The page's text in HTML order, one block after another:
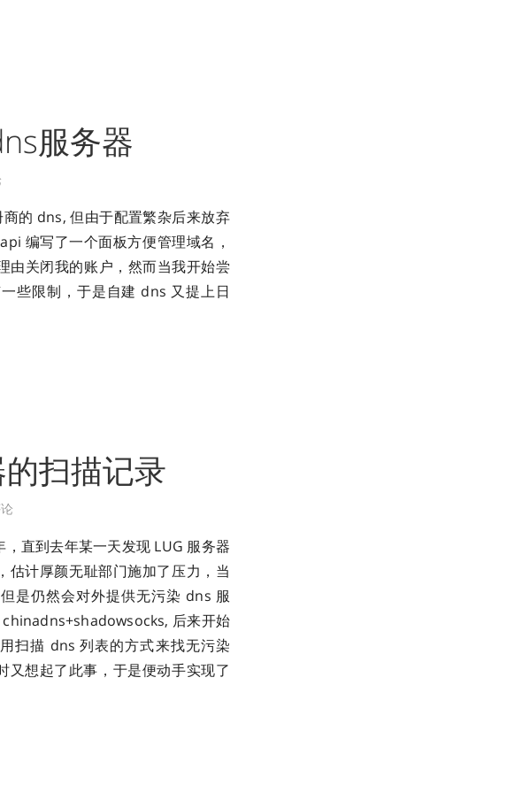
服务器
的 dns, 但由于配置繁杂后来放弃
编写了一个面板方便管理域名，
由关闭我的账户，然而当我开始尝
些限制，于是自建 dns 又提上日
扫描记录
直到去年某一天发现 LUG 服务器
计厚颜无耻部门施加了压力，当
是仍然会对外提供无污染 dns 服
chinadns+shadowsocks, 后来开始
扫描 dns 列表的方式来找无污染
又想起了此事，于是便动手实现了